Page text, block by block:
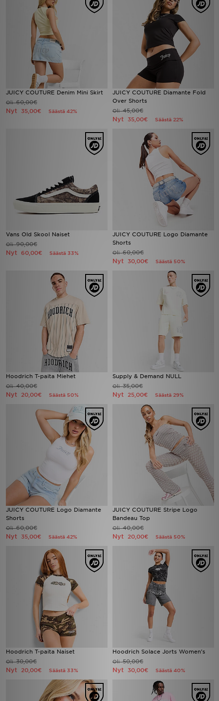
JUICY COUTURE Denim Mini Skirt
Oli60,00€
Nyt 35,00€ Säästä 42%
JUICY COUTURE Diamante Fold
Over Shorts
Oli45,00€
Nyt 35,00€ Säästä 22%
Vans Old Skool Naiset
Oli90,00€
Nyt 60,00€ Säästä 33%
JUICY COUTURE Logo Diamante
Shorts
Oli60,00€
Nyt 30,00€ Säästä 50%
Hoodrich T-paita Miehet
Oli40,00€
Nyt 20,00€ Säästä 50%
Supply & Demand NULL
Oli35,00€
Nyt 25,00€ Säästä 29%
JUICY COUTURE Logo Diamante
Shorts
Oli60,00€
Nyt 35,00€ Säästä 42%
JUICY COUTURE Stripe Logo
Bandeau Top
Oli40,00€
Nyt 20,00€ Säästä 50%
Hoodrich T-paita Naiset
Oli30,00€
Nyt 20,00€ Säästä 33%
Hoodrich Solace Jorts Women's
Oli50,00€
Nyt 30,00€ Säästä 40%